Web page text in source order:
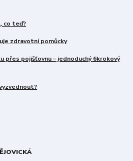
co teď?
zdravotní pomůcky
přes pojišťovnu – jednoduchý 6krokový